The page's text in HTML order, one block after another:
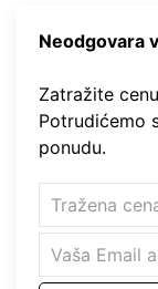
Neodgovara
Zatražite
Potrudićemo
ponudu.